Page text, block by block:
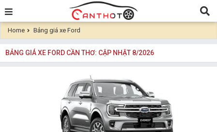
Home Bảng giá xe Ford
BẢNG GIÁ XE FORD CẦN THƠ: CẬP NHẬT 8/2026